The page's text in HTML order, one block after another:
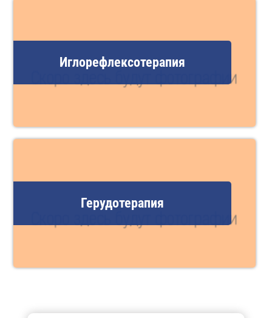
Иглорефлексотерапия
Герудотерапия